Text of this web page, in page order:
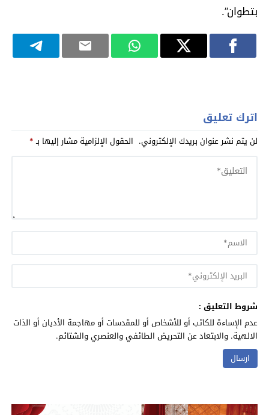
بتطوان”.
اترك تعليق
لن يتم نشر عنوان بريدك الإلكتروني. الحقول الإلزامية مشار إليها بـ*
شروط التعليق :
عدم الإساءة للكاتب أو للأشخاص أو للمقدسات أو مهاجمة الأديان أو الذات
الالهية. والابتعاد عن التحريض الطائفي والعنصري والشتائم.